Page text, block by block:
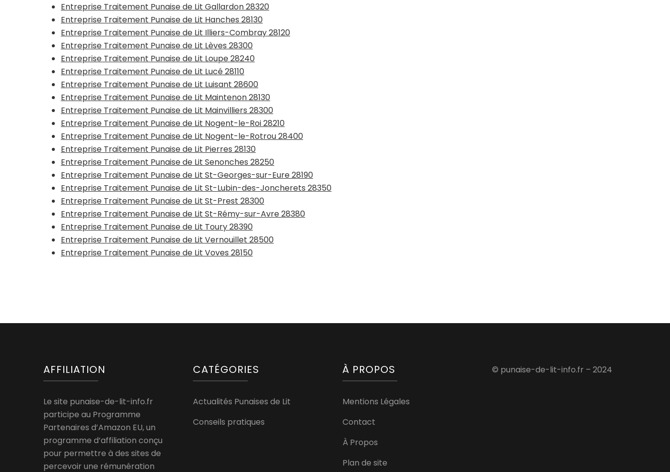
Entreprise Traitement Punaise de Lit Gallardon 28320
Entreprise Traitement Punaise de Lit Hanches 28130
Entreprise Traitement Punaise de Lit Illiers-Combray 28120
Entreprise Traitement Punaise de Lit Lèves 28300
Entreprise Traitement Punaise de Lit Loupe 28240
Entreprise Traitement Punaise de Lit Lucé 28110
Entreprise Traitement Punaise de Lit Luisant 28600
Entreprise Traitement Punaise de Lit Maintenon 28130
Entreprise Traitement Punaise de Lit Mainvilliers 28300
Entreprise Traitement Punaise de Lit Nogent-le-Roi 28210
Entreprise Traitement Punaise de Lit Nogent-le-Rotrou 28400
Entreprise Traitement Punaise de Lit Pierres 28130
Entreprise Traitement Punaise de Lit Senonches 28250
Entreprise Traitement Punaise de Lit St-Georges-sur-Eure 28190
Entreprise Traitement Punaise de Lit St-Lubin-des-Joncherets 28350
Entreprise Traitement Punaise de Lit St-Prest 28300
Entreprise Traitement Punaise de Lit St-Rémy-sur-Avre 28380
Entreprise Traitement Punaise de Lit Toury 28390
Entreprise Traitement Punaise de Lit Vernouillet 28500
Entreprise Traitement Punaise de Lit Voves 28150
AFFILIATION
Le site punaise-de-lit-info.fr
participe au Programme
Partenaires d’Amazon EU, un
programme d’affiliation conçu
pour permettre à des sites de
percevoir une rémunération
CATÉGORIES
Actualités Punaises de Lit
Conseils pratiques
À PROPOS
Mentions Légales
Contact
À Propos
Plan de site
© punaise-de-lit-info.fr – 2024